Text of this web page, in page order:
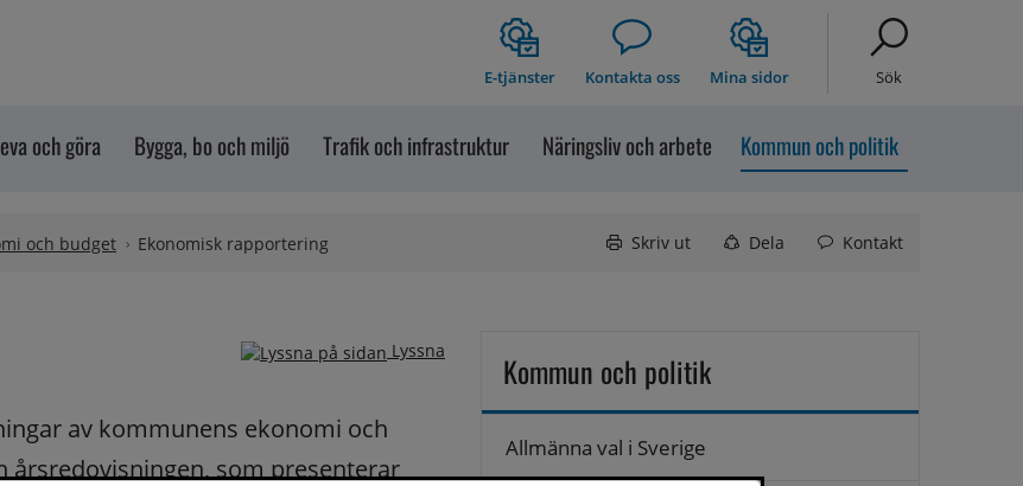
E-tjänster Kontakta oss Mina sidor Sök
och göra Bygga, bo och miljö Trafik och infrastruktur Näringsliv och arbete Kommun och politik
och budget Ekonomisk rapportering Skriv ut Dela Kontakt
Lyssna
av kommunens ekonomi och
som presenterar
Kommun och politik
Allmänna val i Sverige